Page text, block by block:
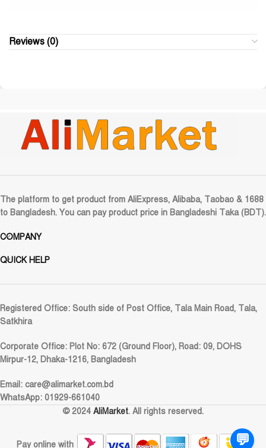
Reviews (0)
The platform to get product from AliExpress, Alibaba, Taobao & 1688
to Bangladesh. You can pay product price in Bangladeshi Taka (BDT).
COMPANY
QUICK HELP
Registered Office: South side of Post Office, Tala Main Road, Tala,
Satkhira
Corporate Office: Plot No: 672 (Ground Floor), Road: 09, DOHS
Mirpur-12, Dhaka-1216, Bangladesh
Email: care@alimarket.com.bd
WhatsApp: 01929-661040
© 2024 AliMarket. All rights reserved.
Pay online with 💬